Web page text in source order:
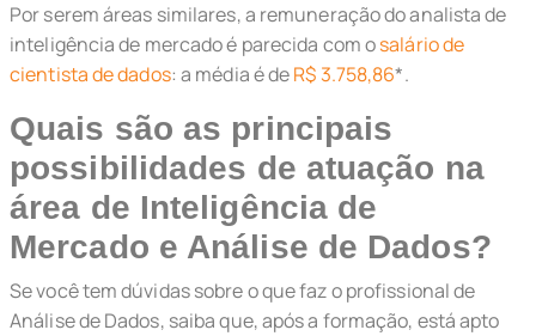
Por serem áreas similares, a remuneração do analista de
inteligência de mercado é parecida com osalário de
cientista de dados: a média é deR$ 3.758,86*.
Quais são as principais
possibilidades de atuação na
área de Inteligência de
Mercado e Análise de Dados?
Se você tem dúvidas sobre o que faz o profissional de
Análise de Dados, saiba que, após a formação, está apto